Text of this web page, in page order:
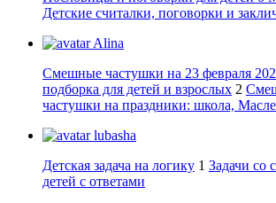
Детские считалки, поговорки и
Alina
Смешные частушки на 23 февраля
подборка для детей и взрослых 2
частушки на праздники: школа,
lubasha
Детская задача на логику 1 Задачи со
детей с ответами